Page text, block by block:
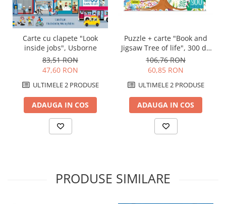
Carte cu clapete "Look
inside jobs", Usborne
83,51 RON
47,60 RON
ULTIMELE 2 PRODUSE
ADAUGA IN COS
Puzzle + carte "Book and
Jigsaw Tree of life", 300 de
piese, Usborne
106,76 RON
60,85 RON
ULTIMELE 2 PRODUSE
ADAUGA IN COS
PRODUSE SIMILARE